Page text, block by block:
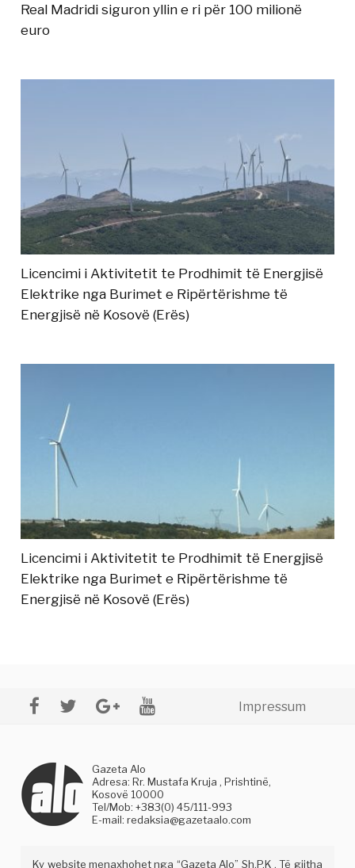
Real Madridi siguron yllin e ri për 100 milionë
euro
Licencimi i Aktivitetit te Prodhimit të Energjisë
Elektrike nga Burimet e Ripërtërishme të
Energjisë në Kosovë (Erës)
Licencimi i Aktivitetit te Prodhimit të Energjisë
Elektrike nga Burimet e Ripërtërishme të
Energjisë në Kosovë (Erës)
Impressum
Gazeta Alo
Adresa: Rr. Mustafa Kruja , Prishtinë,
Kosovë 10000
Tel/Mob: +383(0) 45/111-993
E-mail:redaksia@gazetaalo.com
Ky website menaxhohet nga “Gazeta Alo” Sh.P.K . Të gjitha